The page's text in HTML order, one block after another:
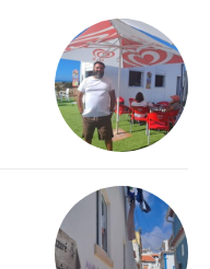
nos a manter este serviço
exclusivos e versões